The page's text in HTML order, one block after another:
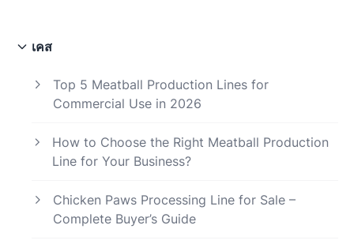
เคส
Top 5 Meatball Production Lines for
Commercial Use in 2026
How to Choose the Right Meatball Production
Line for Your Business?
Chicken Paws Processing Line for Sale –
Complete Buyer’s Guide